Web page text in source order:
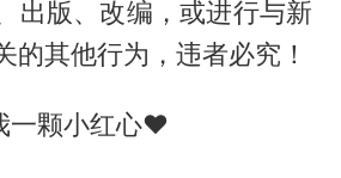
出版、改编，或进行与新
的其他行为，违者必究！
一颗小红心❤